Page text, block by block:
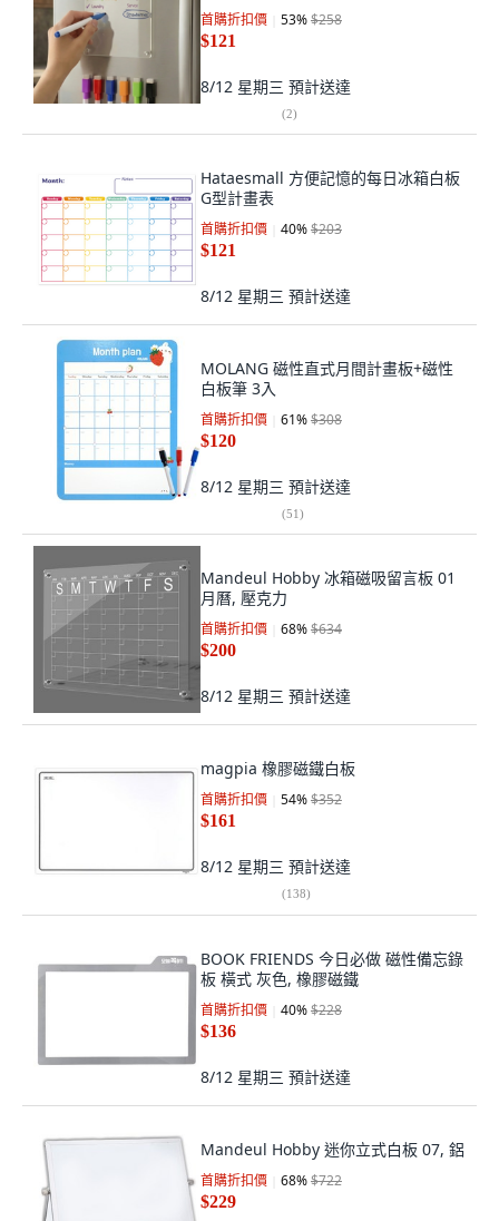
首購折扣價 53%$258
$121
8/12 星期三 預計送達
(2)
Hataesmall 方便記憶的每日冰箱白板
G型計畫表
首購折扣價 40%$203
$121
8/12 星期三 預計送達
MOLANG 磁性直式月間計畫板+磁性
白板筆 3入
首購折扣價 61%$308
$120
8/12 星期三 預計送達
(51)
Mandeul Hobby 冰箱磁吸留言板 01
月曆, 壓克力
首購折扣價 68%$634
$200
8/12 星期三 預計送達
magpia 橡膠磁鐵白板
首購折扣價 54%$352
$161
8/12 星期三 預計送達
(138)
BOOK FRIENDS 今日必做 磁性備忘錄
板 橫式 灰色, 橡膠磁鐵
首購折扣價 40%$228
$136
8/12 星期三 預計送達
Mandeul Hobby 迷你立式白板 07, 鋁
首購折扣價 68%$722
$229